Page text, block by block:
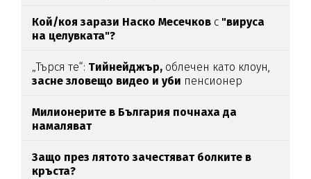
Кой/коя зарази Наско Месечков с "вируса
на целувката"?
„Търся те“: Тийнейджър, облечен като клоун,
засне зловещо видео и уби пенсионер
Милионерите в България почнаха да
намаляват
Защо през лятото зачестяват болките в
кръста?